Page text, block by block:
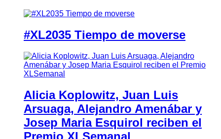
#XL2035 Tiempo de moverse
Alicia Koplowitz, Juan Luis
Arsuaga, Alejandro Amenábar y
Josep Maria Esquirol reciben el
Premio XLSemanal